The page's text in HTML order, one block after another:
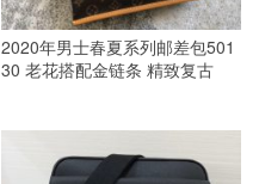
2020年男士春夏系列邮差包501
30 老花搭配金链条 精致复古